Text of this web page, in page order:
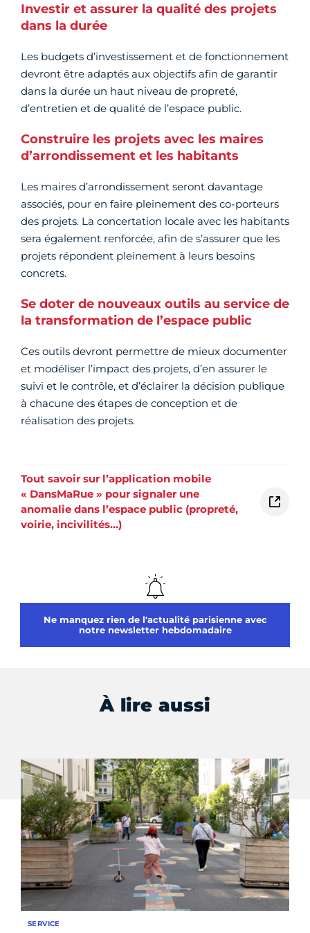
Investir et assurer la qualité des projets
dans la durée
Les budgets d’investissement et de fonctionnement
devront être adaptés aux objectifs afin de garantir
dans la durée un haut niveau de propreté,
d’entretien et de qualité de l’espace public.
Construire les projets avec les maires
d’arrondissement et les habitants
Les maires d’arrondissement seront davantage
associés, pour en faire pleinement des co-porteurs
des projets. La concertation locale avec les habitants
sera également renforcée, afin de s’assurer que les
projets répondent pleinement à leurs besoins
concrets.
Se doter de nouveaux outils au service de
la transformation de l’espace public
Ces outils devront permettre de mieux documenter
et modéliser l’impact des projets, d’en assurer le
suivi et le contrôle, et d’éclairer la décision publique
à chacune des étapes de conception et de
réalisation des projets.
Tout savoir sur l’application mobile
« DansMaRue » pour signaler une
anomalie dans l’espace public (propreté,
voirie, incivilités…)
Ne manquez rien de l'actualité parisienne avec
notre newsletter hebdomadaire
À lire aussi
SERVICE